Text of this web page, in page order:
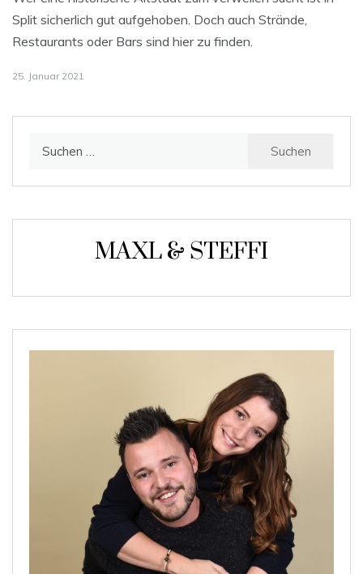
Split sicherlich gut aufgehoben. Doch auch Strände,
Restaurants oder Bars sind hier zu finden.
25. Januar 2021
MAXL & STEFFI